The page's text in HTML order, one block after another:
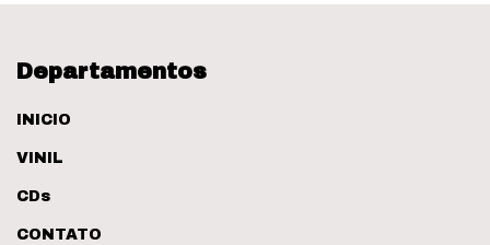
Departamentos
INICIO
VINIL
CDs
CONTATO